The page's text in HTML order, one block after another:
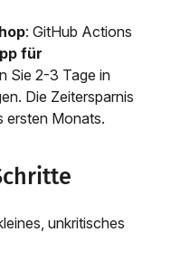
: GitHub Actions
für
Sie 2-3 Tage in
Die Zeitersparnis
ersten Monats.
unkritisches